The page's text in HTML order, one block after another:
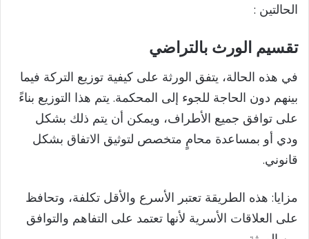
الحالتين :
تقسيم الورث بالتراضي
في هذه الحالة، يتفق الورثة على كيفية توزيع التركة فيما
بينهم دون الحاجة للجوء إلى المحكمة. يتم هذا التوزيع بناءً
على توافق جميع الأطراف، ويمكن أن يتم ذلك بشكل
ودي أو بمساعدة محامٍ متخصص لتوثيق الاتفاق بشكل
قانوني.
مزايا: هذه الطريقة تعتبر الأسرع والأقل تكلفة، وتحافظ
على العلاقات الأسرية لأنها تعتمد على التفاهم والتوافق